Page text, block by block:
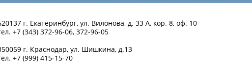
г. Екатеринбург, ул. Вилонова, д. 33 А, кор. 8, оф. 10
+7 (343) 372-96-06, 372-96-05
г. Краснодар, ул. Шишкина, д.13
+7 (999) 415-15-70